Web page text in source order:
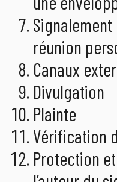
Signalement
réunion
Canaux
Divulgation
Plainte
Vérification
Protection